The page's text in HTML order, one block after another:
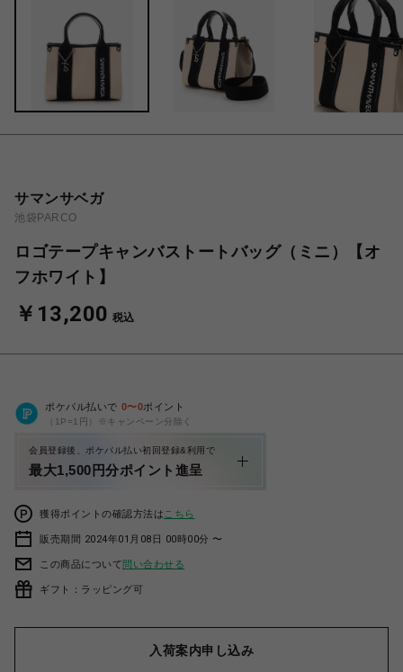
サマンサベガ
池袋PARCO
ロゴテープキャンバストートバッグ（ミニ）【オ
フホワイト】
￥13,200 税込
ポケパル払いで 0〜0ポイント
（1P=1円）※キャンペーン分除く
会員登録後、ポケパル払い初回登録&利用で
最大1,500円分ポイント進呈
獲得ポイントの確認方法は こちら
販売期間 2024年01月08日 00時00分 〜
この商品について問い合わせる
ギフト：ラッピング可
入荷案内申し込み